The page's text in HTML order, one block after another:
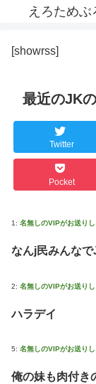
えろためぶ
[showrss]
最近のJK
Twitter
Pocket
1: 名無しのVIPがお送り
なんj民みんな
2: 名無しのVIPがお送り
ハラデイ
5: 名無しのVIPがお送り
俺の妹も肉付き